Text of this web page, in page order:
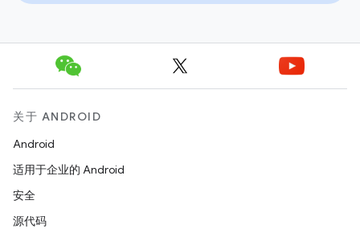
关于 ANDROID
Android
适用于企业的 Android
安全
源代码